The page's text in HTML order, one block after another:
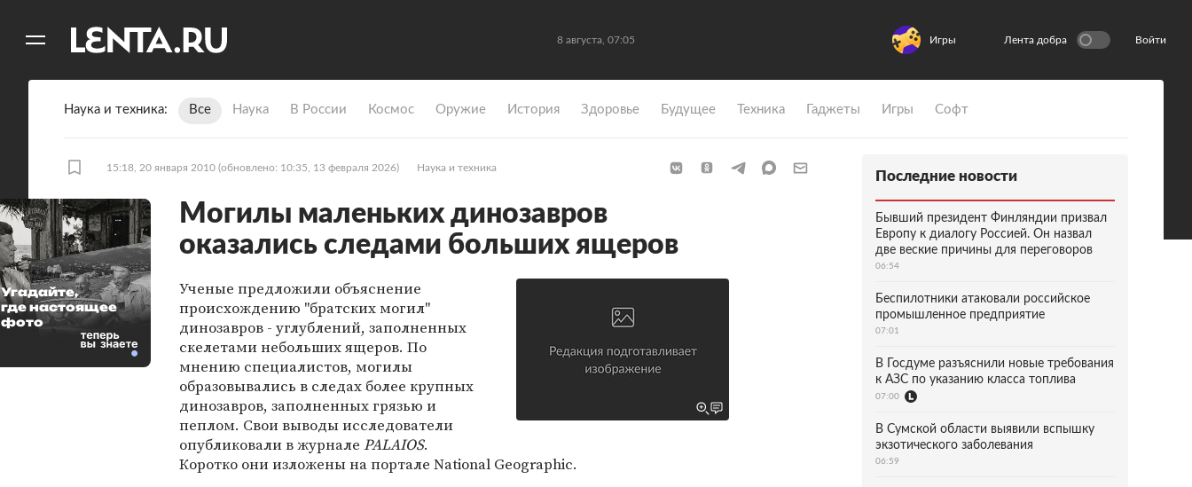
8 августа, 07:05 Игры Лента добра Войти
Наука и техника Все Наука В России Космос Оружие История Здоровье Будущее Техника Гаджеты Игры Софт
15:18, 20 января 2010 (обновлено: 10:35, 13 февраля 2026) Наука и техника
Могилы маленьких динозавров
оказались следами больших ящеров
Ученые предложили объяснение
происхождению "братских могил"
динозавров - углублений, заполненных
скелетами небольших ящеров. По
мнению специалистов, могилы
образовывались в следах более крупных
динозавров, заполненных грязью и
пеплом. Свои выводы исследователи
опубликовали в журнале PALAIOS.
Коротко они изложены на портале National Geographic.
Угадайте,
где настоящее
фото
Последние новости
Бывший президент Финляндии призвал
Европу к диалогу Россией. Он назвал
две веские причины для переговоров
06:54
Беспилотники атаковали российское
промышленное предприятие
07:01
В Госдуме разъяснили новые требования
к АЗС по указанию класса топлива
07:00
В Сумской области выявили вспышку
экзотического заболевания
06:59